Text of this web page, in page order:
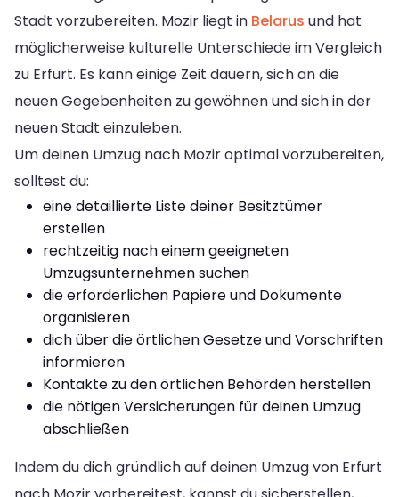
Stadt vorzubereiten. Mozir liegt in Belarus und hat
möglicherweise kulturelle Unterschiede im Vergleich
zu Erfurt. Es kann einige Zeit dauern, sich an die
neuen Gegebenheiten zu gewöhnen und sich in der
neuen Stadt einzuleben.
Um deinen Umzug nach Mozir optimal vorzubereiten,
solltest du:
eine detaillierte Liste deiner Besitztümer
erstellen
rechtzeitig nach einem geeigneten
Umzugsunternehmen suchen
die erforderlichen Papiere und Dokumente
organisieren
dich über die örtlichen Gesetze und Vorschriften
informieren
Kontakte zu den örtlichen Behörden herstellen
die nötigen Versicherungen für deinen Umzug
abschließen
Indem du dich gründlich auf deinen Umzug von Erfurt